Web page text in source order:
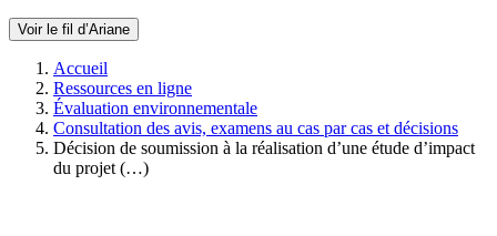
Voir le fil d’Ariane
Accueil
Ressources en ligne
Évaluation environnementale
Consultation des avis, examens au cas par cas et décisions
Décision de soumission à la réalisation d’une étude d’impact
du projet (…)